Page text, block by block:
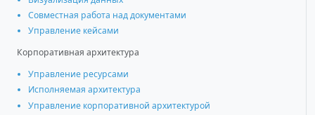
Совместная работа над документами
Управление кейсами
Корпоративная архитектура
Управление ресурсами
Исполняемая архитектура
Управление корпоративной архитектурой